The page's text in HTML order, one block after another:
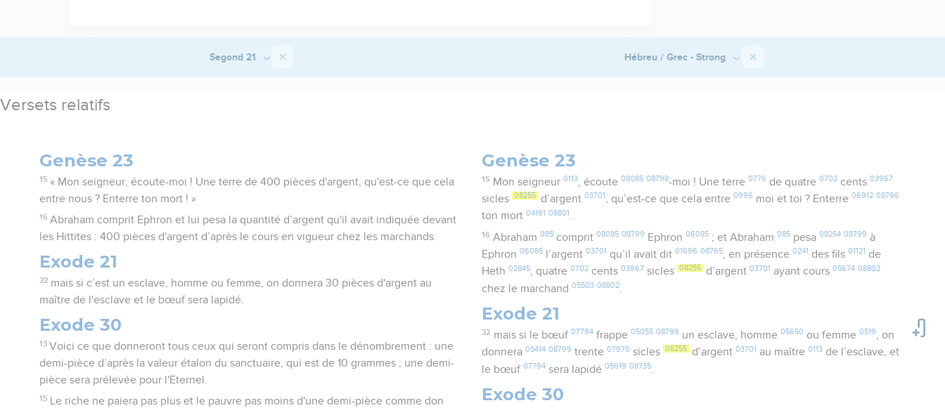
Segond 21 Hébreu / Grec - Strong
Versets relatifs
Genèse 23
15 « Mon seigneur, écoute-moi ! Une terre de 400 pièces d'argent, qu'est-ce que cela
entre nous ? Enterre ton mort ! »
16 Abraham comprit Ephron et lui pesa la quantité d’argent qu'il avait indiquée devant
les Hittites : 400 pièces d'argent d’après le cours en vigueur chez les marchands.
Exode 21
32 mais si c’est un esclave, homme ou femme, on donnera 30 pièces d'argent au
maître de l'esclave et le bœuf sera lapidé.
Exode 30
13 Voici ce que donneront tous ceux qui seront compris dans le dénombrement : une
demi-pièce d’après la valeur étalon du sanctuaire, qui est de 10 grammes ; une demi-
pièce sera prélevée pour l'Eternel.
15
Le riche ne paiera pas plus et le pauvre pas moins d'une demi-pièce comme don
Genèse 23
15 Mon seigneur 0113, écoute 08085 08798-moi ! Une terre 0776 de quatre 0702cents 03967
sicles 08255 d’argent03701 , qu’est-ce que cela entre0996 moi et toi ? Enterre06912 08798
ton mort04191 08801 .
16 Abraham 085comprit 08085 08799 Ephron 06085; et Abraham 085pesa 08254 08799 à
Ephron06085 l’argent03701 qu’il avait dit01696 08765, en présence0241 des fils01121
de
Heth02845, quatre0702 cents03967 sicles 08255 d’argent03701 ayant cours05674 08802
chez le marchand05503 08802
Exode 21
32 mais si le bœuf 07794frappe 05055 08799 un esclave, homme 05650 ou femme 0519, on
donnera05414 08799 trente07970 sicles 08255 d’argent03701 au maître0113 de l’esclave, et
le bœuf07794 sera lapidé05619 08735
Exode 30